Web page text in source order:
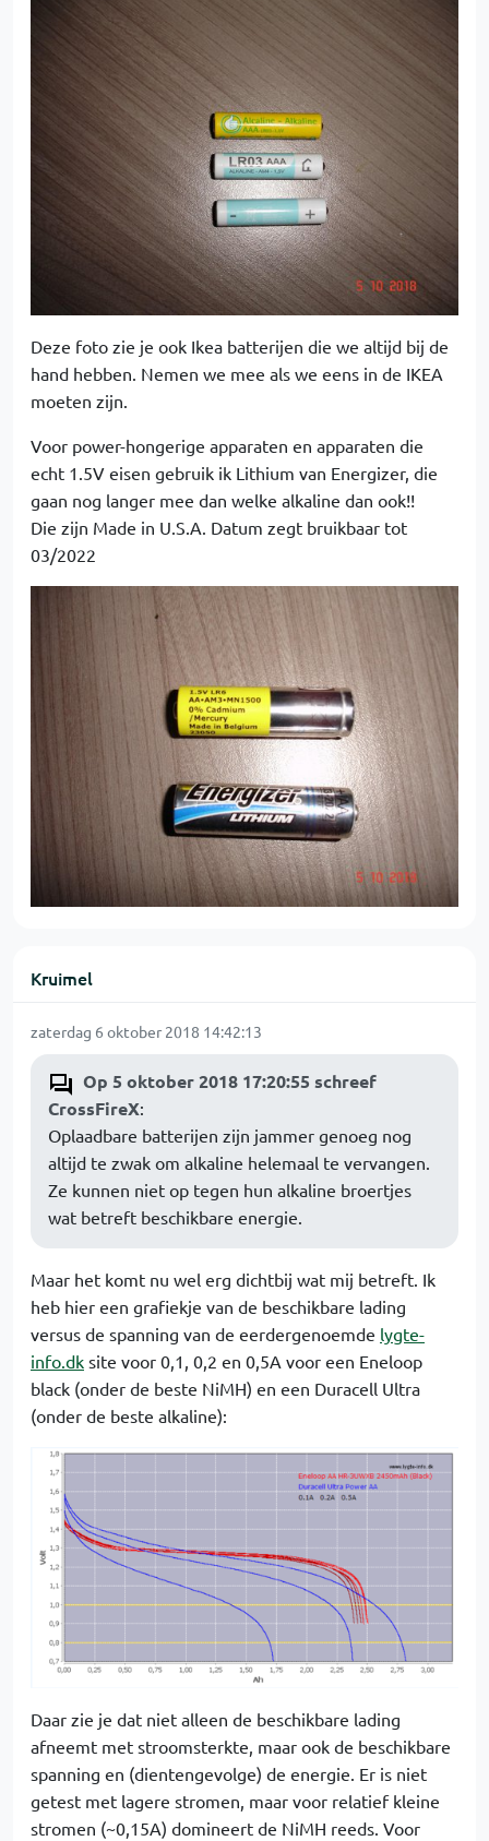
Deze foto zie je ook Ikea batterijen die we altijd bij de
hand hebben. Nemen we mee als we eens in de IKEA
moeten zijn.
Voor power-hongerige apparaten en apparaten die
echt 1.5V eisen gebruik ik Lithium van Energizer, die
gaan nog langer mee dan welke alkaline dan ook!!
Die zijn Made in U.S.A. Datum zegt bruikbaar tot
03/2022
Kruimel
zaterdag 6 oktober 2018 14:42:13
Op 5 oktober 2018 17:20:55 schreef
CrossFireX:
Oplaadbare batterijen zijn jammer genoeg nog
altijd te zwak om alkaline helemaal te vervangen.
Ze kunnen niet op tegen hun alkaline broertjes
wat betreft beschikbare energie.
Maar het komt nu wel erg dichtbij wat mij betreft. Ik
heb hier een grafiekje van de beschikbare lading
versus de spanning van de eerdergenoemde lygte-
info.dk site voor 0,1, 0,2 en 0,5A voor een Eneloop
black (onder de beste NiMH) en een Duracell Ultra
(onder de beste alkaline):
Daar zie je dat niet alleen de beschikbare lading
afneemt met stroomsterkte, maar ook de beschikbare
spanning en (dientengevolge) de energie. Er is niet
getest met lagere stromen, maar voor relatief kleine
stromen (~0,15A) domineert de NiMH reeds. Voor